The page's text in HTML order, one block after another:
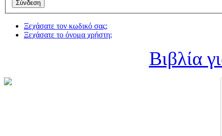
Ξεχάσατε τον κωδικό σας;
Ξεχάσατε το όνομα χρήστη;
Βιβλία